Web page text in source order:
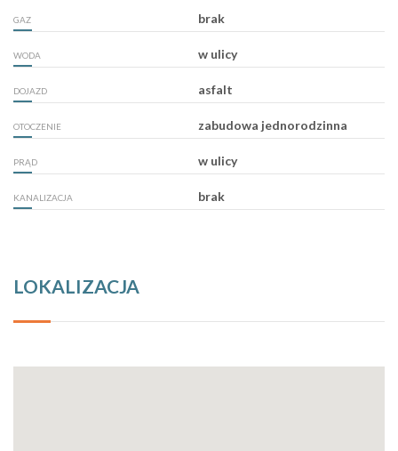
GAZ brak
WODA w ulicy
DOJAZD asfalt
OTOCZENIE zabudowa jednorodzinna
PRĄD w ulicy
KANALIZACJA brak
LOKALIZACJA